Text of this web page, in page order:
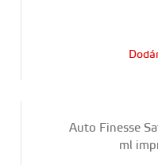
Auto Finesse
ml